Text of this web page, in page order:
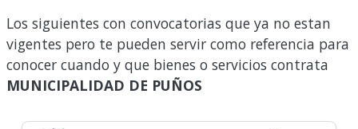
Los siguientes con convocatorias que ya no estan
vigentes pero te pueden servir como referencia para
conocer cuando y que bienes o servicios contrata
MUNICIPALIDAD DE PUÑOS